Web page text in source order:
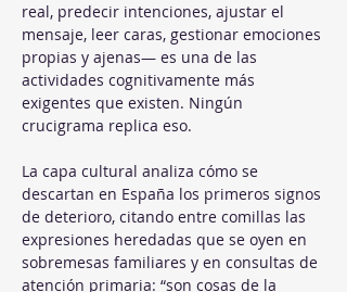
real, predecir intenciones, ajustar el
mensaje, leer caras, gestionar emociones
propias y ajenas— es una de las
actividades cognitivamente más
exigentes que existen. Ningún
crucigrama replica eso.
La capa cultural analiza cómo se
descartan en España los primeros signos
de deterioro, citando entre comillas las
expresiones heredadas que se oyen en
sobremesas familiares y en consultas de
atención primaria: “son cosas de la